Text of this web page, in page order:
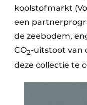
koolstofmarkt
een
de zeebodem,
CO2-uitstoot van
deze collectie te